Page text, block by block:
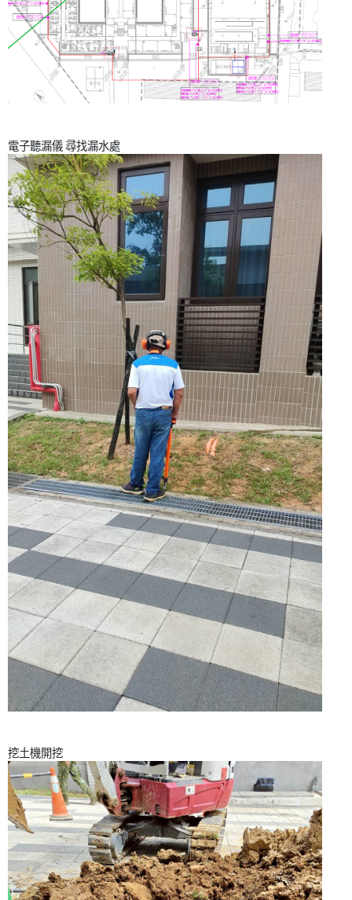
電子聽漏儀 尋找漏水處
挖土機開挖